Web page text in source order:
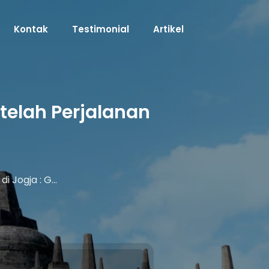
Kontak Testimonial Artikel
Perjalanan
Jogja : G…